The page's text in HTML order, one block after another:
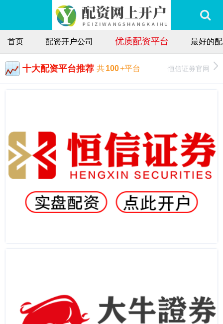
首页 配资开户公司 优质配资平台 最好的
十大配资平台推荐 共100+平台 恒信证券官网